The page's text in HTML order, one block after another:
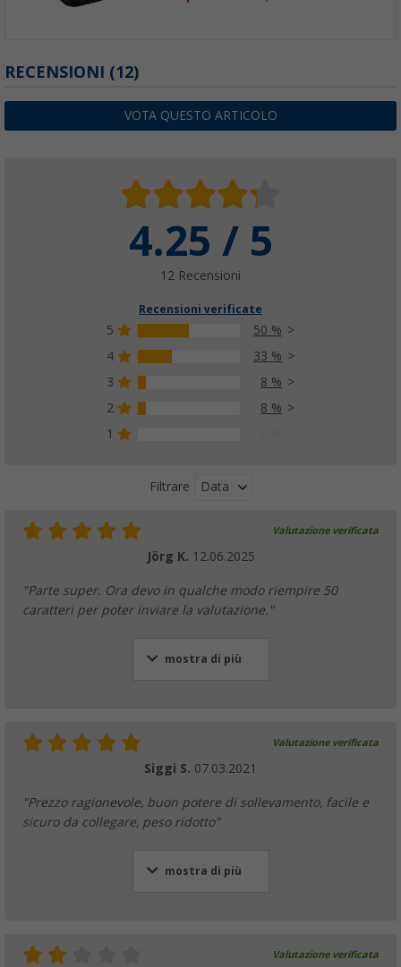
RECENSIONI (12)
VOTA QUESTO ARTICOLO
4.25 / 5
12 Recensioni
Recensioni verificate
5
50 %
4
33 %
3
8 %
2
8 %
1
Filtrare Data
Valutazione verificata
Jörg K. 12.06.2025
"Parte super. Ora devo in qualche modo riempire 50
caratteri per poter inviare la valutazione."
mostra di più
Valutazione verificata
Siggi S. 07.03.2021
"Prezzo ragionevole, buon potere di sollevamento, facile e
sicuro da collegare, peso ridotto"
mostra di più
Valutazione verificata